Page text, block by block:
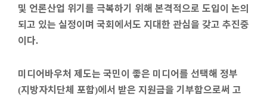
및 언론산업 위기를 극복하기 위해 본격적으로 도입이 논의
되고 있는 실정이며 국회에서도 지대한 관심을 갖고 추진중
이다.
미디어바우처 제도는 국민이 좋은 미디어를 선택해 정부
(지방자치단체 포함)에서 받은 지원금을 기부함으로써 고